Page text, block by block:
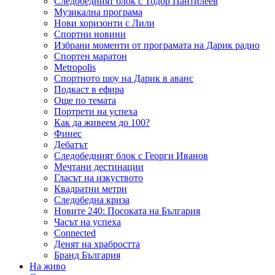
Музикална програма
Нови хоризонти с Лили
Спортни новини
Избрани моменти от програмата на Дарик радио
Спортен маратон
Metropolis
Спортното шоу на Дарик в аванс
Подкаст в ефира
Още по темата
Портрети на успеха
Как да живеем до 100?
Финес
Дебатът
Следобедният блок с Георги Иванов
Мечтани дестинации
Гласът на изкуството
Квадратни метри
Следобедна криза
Новите 240: Посоката на България
Часът на успеха
Connected
Денят на храбростта
Бранд България
На живо